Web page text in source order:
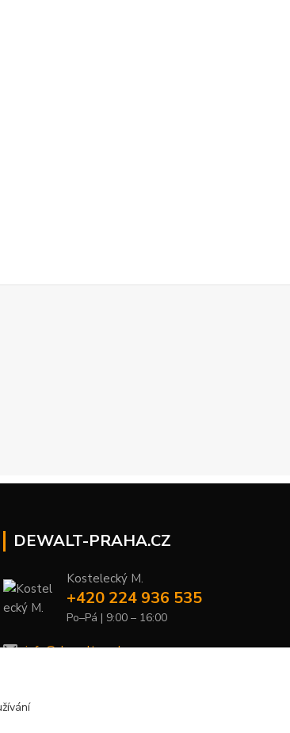
DEWALT-PRAHA.CZ
Kostelecký M.
+420 224 936 535
Po–Pá | 9:00 – 16:00
info@dewalt-praha.cz